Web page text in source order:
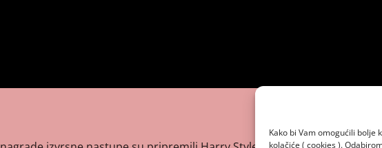
Kako bi Vam omogućili bolje
kolačiće ( cookies ).